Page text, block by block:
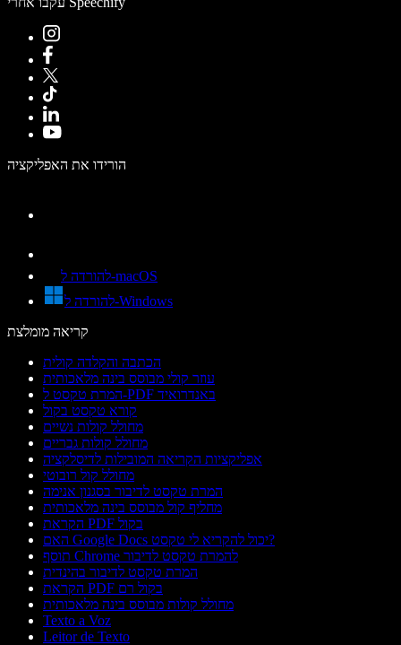
הורידו את האפליקציה
להורדה ל-macOS
להורדה ל-Windows
קריאה מומלצת
הכתבה והקלדה קולית
עוזר קולי מבוסס בינה מלאכותית
המרת טקסט ל-PDF באנדרואיד
קורא טקסט בקול
מחולל קולות נשיים
מחולל קולות גבריים
אפליקציות הקריאה המובילות לדיסלקציה
מחולל קול רובוטי
המרת טקסט לדיבור בסגנון אנימה
מחליף קול מבוסס בינה מלאכותית
הקראת PDF בקול
האם Google Docs יכול להקריא לי טקסט?
תוסף Chrome להמרת טקסט לדיבור
המרת טקסט לדיבור בהינדית
הקראת PDF בקול רם
מחולל קולות מבוסס בינה מלאכותית
Texto a Voz
Leitor de Texto